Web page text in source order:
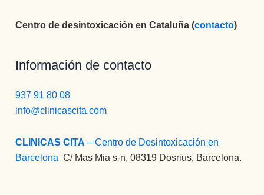
Centro de desintoxicación en Cataluña (contacto)
Información de contacto
937 91 80 08
info@clinicascita.com
CLINICAS CITA – Centro de Desintoxicación en
Barcelona :C/ Mas Mia s-n, 08319 Dosrius, Barcelona.